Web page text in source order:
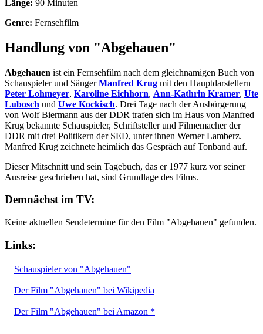
Länge: 90 Minuten
Genre: Fernsehfilm
Handlung von "Abgehauen"
Abgehauen ist ein Fernsehfilm nach dem gleichnamigen Buch von
Schauspieler und SängerManfred Krug mit den Hauptdarstellern
Peter Lohmeyer, Karoline Eichhorn, Ann-Kathrin Kramer, Ute
Lubosch und Uwe Kockisch. Drei Tage nach der Ausbürgerung
von Wolf Biermann aus der DDR trafen sich im Haus von Manfred
Krug bekannte Schauspieler, Schriftsteller und Filmemacher der
DDR mit drei Politikern der SED, unter ihnen Werner Lamberz.
Manfred Krug zeichnete heimlich das Gespräch auf Tonband auf.
Dieser Mitschnitt und sein Tagebuch, das er 1977 kurz vor seiner
Ausreise geschrieben hat, sind Grundlage des Films.
Demnächst im TV:
Keine aktuellen Sendetermine für den Film "Abgehauen" gefunden.
Links:
Schauspieler von "Abgehauen"
Der Film "Abgehauen" bei Wikipedia
Der Film "Abgehauen" bei Amazon *